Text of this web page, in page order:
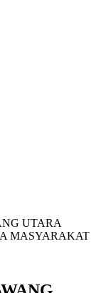
UTARA
MASYARAKAT